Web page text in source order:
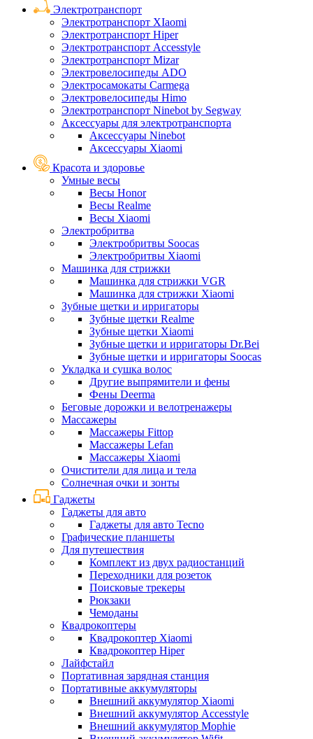
Электротранспорт
Электротранспорт XIaomi
Электротранспорт Hiper
Электротранспорт Accesstyle
Электротранспорт Mizar
Электровелосипеды ADO
Электросамокаты Carmega
Электровелосипеды Himo
Электротранспорт Ninebot by Segway
Аксессуары для электротранспорта
Аксессуары Ninebot
Аксессуары Xiaomi
Красота и здоровье
Умные весы
Весы Honor
Весы Realme
Весы Xiaomi
Электробритва
Электробритвы Soocas
Электробритвы Xiaomi
Машинка для стрижки
Машинка для стрижки VGR
Машинка для стрижки Xiaomi
Зубные щетки и ирригаторы
Зубные щетки Realme
Зубные щетки Xiaomi
Зубные щетки и ирригаторы Dr.Bei
Зубные щетки и ирригаторы Soocas
Укладка и сушка волос
Другие выпрямители и фены
Фены Deerma
Беговые дорожки и велотренажеры
Массажеры
Массажеры Fittop
Массажеры Lefan
Массажеры Xiaomi
Очистители для лица и тела
Солнечная очки и зонты
Гаджеты
Гаджеты для авто
Гаджеты для авто Tecno
Графические планшеты
Для путешествия
Комплект из двух радиостанций
Переходники для розеток
Поисковые трекеры
Рюкзаки
Чемоданы
Квадрокоптеры
Квадрокоптер Xiaomi
Квадрокоптер Hiper
Лайфстайл
Портативная зарядная станция
Портативные аккумуляторы
Внешний аккумулятор Xiaomi
Внешний аккумулятор Accesstyle
Внешний аккумулятор Mophie